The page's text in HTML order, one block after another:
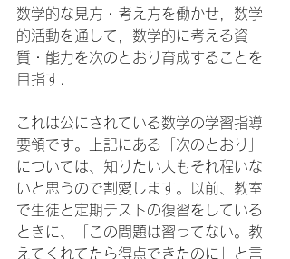
数学的な見方・考え方を働かせ，数学
的活動を通して，数学的に考える資
質・能力を次のとおり育成することを
目指す.
これは公にされている数学の学習指導
要領です。上記にある「次のとおり」
については、知りたい人もそれ程いな
いと思うので割愛します。以前、教室
で生徒と定期テストの復習をしている
ときに、「この問題は習ってない。教
えてくれてたら得点できたのに」と言